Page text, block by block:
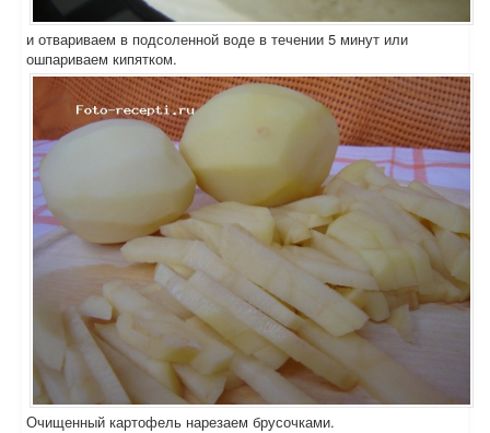
и отвариваем в подсоленной воде в течении 5 минут или
ошпариваем кипятком.
Очищенный картофель нарезаем брусочками.